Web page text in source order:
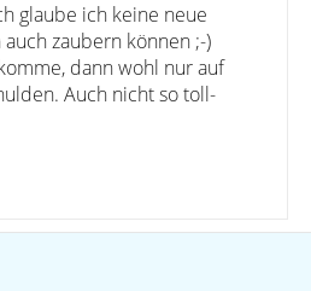
glaube ich keine neue
zaubern können ;-)
dann wohl nur auf
Auch nicht so toll-